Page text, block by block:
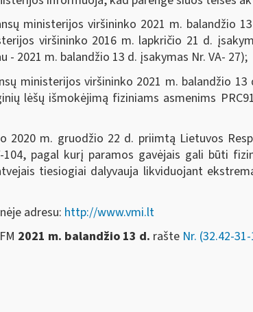
ministerijos viršininko 2021 m. balandžio
viršininko 2016 m. lapkričio 21 d.
2021 m. balandžio 13 d. įsakymas Nr. VA- 27);
ministerijos viršininko 2021 m. balandžio
lėšų išmokėjimą fiziniams asmenims
m. gruodžio 22 d. priimtą Lietuvos
pagal kurį paramos gavėjais gali būti
tiesiogiai dalyvauja likviduojant
adresu: http://www.vmi.lt
2021 m. balandžio 13 d. rašte Nr. (32.42-